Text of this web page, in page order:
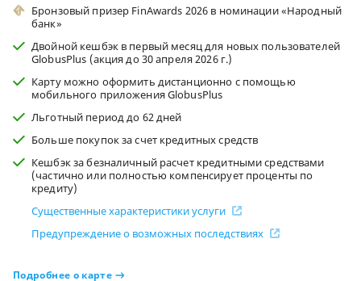
Бронзовый призер FinAwards 2026 в номинации «Народный
банк»
Двойной кешбэк в первый месяц для новых пользователей
GlobusPlus (акция до 30 апреля 2026 г.)
Карту можно оформить дистанционно с помощью
мобильного приложения GlobusPlus
Льготный период до 62 дней
Больше покупок за счет кредитных средств
Кешбэк за безналичный расчет кредитными средствами
(частично или полностью компенсирует проценты по
кредиту)
Существенные характеристики услуги
Предупреждение о возможных последствиях
Подробнее о карте